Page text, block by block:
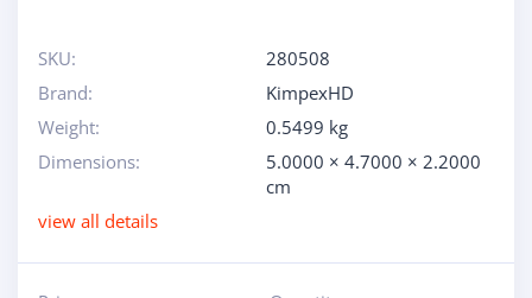
SKU:
280508
Brand:
KimpexHD
Weight:
0.5499 kg
Dimensions:
5.0000 × 4.7000 × 2.2000
cm
view all details